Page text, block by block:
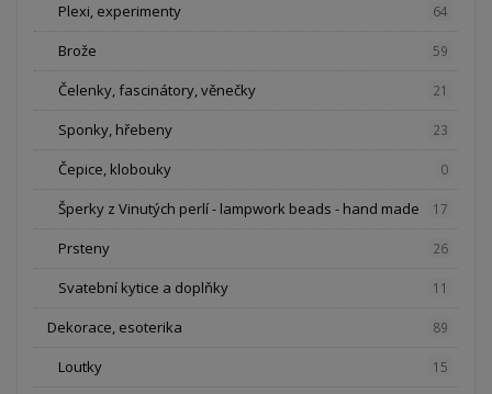
Plexi, experimenty 64
Brože 59
Čelenky, fascinátory, věnečky 21
Sponky, hřebeny 23
Čepice, klobouky 0
Šperky z Vinutých perlí - lampwork beads - hand made 17
Prsteny 26
Svatební kytice a doplňky 11
Dekorace, esoterika 89
Loutky 15